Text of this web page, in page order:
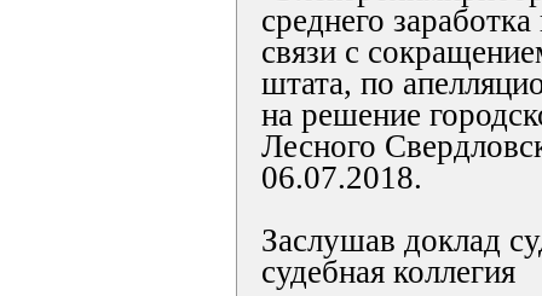
среднего
связи с
штата, по
на решение
Лесного
06.07.2018.
Заслушав доклад
судебная коллегия